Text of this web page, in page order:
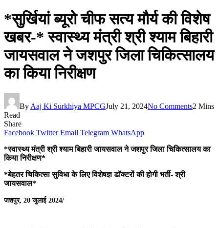
*सुर्खियां ब्यूरो चीफ सत्य मौर्य की विशेष
खबर-* स्वास्थ्य मंत्री श्री श्याम बिहारी
जायसवाल ने जशपुर जिला चिकित्सालय
का किया निरीक्षण
By Aaj Ki Surkhiya MPCGJuly 21, 2024No Comments2 Mins
Read
Share
Facebook Twitter Email Telegram WhatsApp
*स्वास्थ्य मंत्री श्री श्याम बिहारी जायसवाल ने जशपुर जिला चिकित्सालय का
किया निरीक्षण*
*बेहतर चिकित्सा सुविधा के लिए विशेषज्ञ डॉक्टरों की होगी भर्ती- श्री
जायसवाल*
जशपुर, 20 जुलाई 2024/